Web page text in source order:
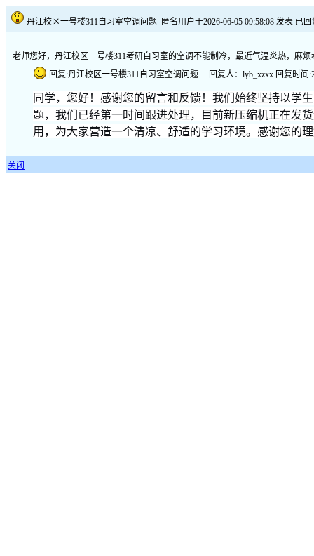
丹江校区一号楼311自习室空调问题 匿名用户于2026-06-05 09:58:08 发表 已回
老师您好，丹江校区一号楼311考研自习室的空调不能制冷，最近气温炎热，麻
回复:丹江校区一号楼311自习室空调问题 回复人：lyb_xzxx 回复时间
同学，您好！感谢您的留言和反馈！我们始终坚持以学
题，我们已经第一时间跟进处理，目前新压缩机正在发
用，为大家营造一个清凉、舒适的学习环境。感谢您的
关闭